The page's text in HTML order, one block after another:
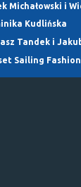
Michałowski i
Kudlińska
Tandek i
Sailing